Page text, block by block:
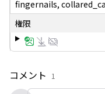
fingernails,
権限
コメント 1